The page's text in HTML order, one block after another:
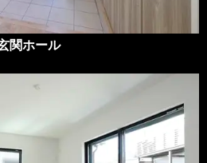
関ホール